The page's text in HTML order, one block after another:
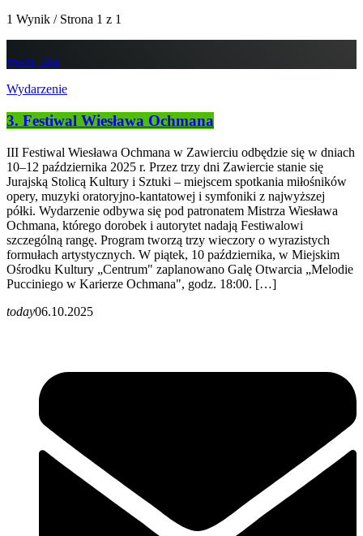
1 Wynik / Strona 1 z 1
insert_link
Wydarzenie
3. Festiwal Wiesława Ochmana
III Festiwal Wiesława Ochmana w Zawierciu odbędzie się w dniach
10–12 października 2025 r. Przez trzy dni Zawiercie stanie się
Jurajską Stolicą Kultury i Sztuki – miejscem spotkania miłośników
opery, muzyki oratoryjno-kantatowej i symfoniki z najwyższej
półki. Wydarzenie odbywa się pod patronatem Mistrza Wiesława
Ochmana, którego dorobek i autorytet nadają Festiwalowi
szczególną rangę. Program tworzą trzy wieczory o wyrazistych
formułach artystycznych. W piątek, 10 października, w Miejskim
Ośrodku Kultury „Centrum" zaplanowano Galę Otwarcia „Melodie
Pucciniego w Karierze Ochmana", godz. 18:00. […]
today06.10.2025